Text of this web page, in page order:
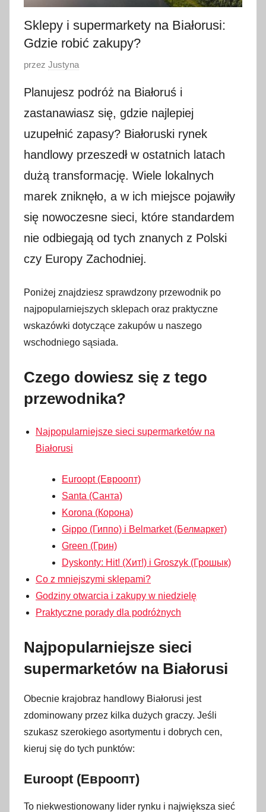
Sklepy i supermarkety na Białorusi:
Gdzie robić zakupy?
O
u
b
k
o
a
n
o
s
y
c
z
n
a
0
6
przez Justyna
Planujesz podróż na Białoruś i
zastanawiasz się, gdzie najlepiej
uzupełnić zapasy? Białoruski rynek
handlowy przeszedł w ostatnich latach
dużą transformację. Wiele lokalnych
marek zniknęło, a w ich miejsce pojawiły
się nowoczesne sieci, które standardem
nie odbiegają od tych znanych z Polski
czy Europy Zachodniej.
Poniżej znajdziesz sprawdzony przewodnik po
najpopularniejszych sklepach oraz praktyczne
wskazówki dotyczące zakupów u naszego
wschodniego sąsiada.
Czego dowiesz się z tego
przewodnika?
Najpopularniejsze sieci supermarketów na
Białorusi
Euroopt (Евроопт)
Santa (Санта)
Korona (Корона)
Gippo (Гиппо) i Belmarket (Белмаркет)
Green (Грин)
Dyskonty: Hit! (Хит!) i Groszyk (Грошык)
Co z mniejszymi sklepami?
Godziny otwarcia i zakupy w niedzielę
Praktyczne porady dla podróżnych
Najpopularniejsze sieci
supermarketów na Białorusi
Obecnie krajobraz handlowy Białorusi jest
zdominowany przez kilka dużych graczy. Jeśli
szukasz szerokiego asortymentu i dobrych cen,
kieruj się do tych punktów:
Euroopt (Евроопт)
To niekwestionowany lider rynku i największa sieć